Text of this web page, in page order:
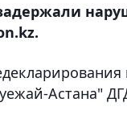
Астана"